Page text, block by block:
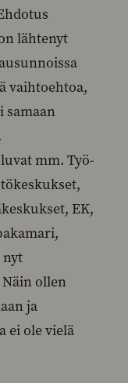
lähtenyt
vaihtoehtoa,
samaan
mm. Työ-
EK,
ollen
ja
ei ole vielä